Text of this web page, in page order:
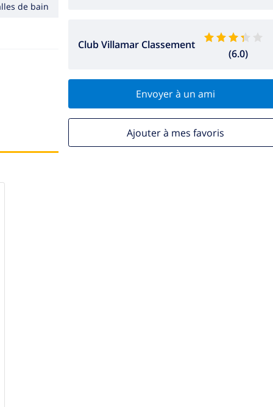
Club Villamar Classement
(6.0)
Envoyer à un ami
Ajouter à mes favoris
de bain